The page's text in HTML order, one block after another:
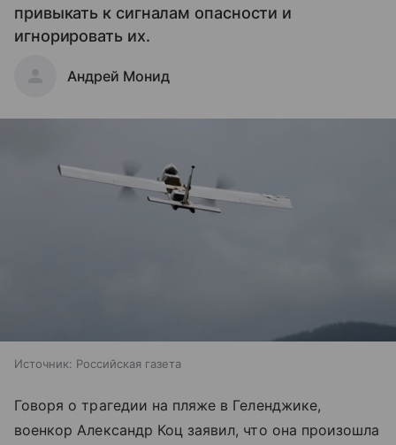
привыкать к сигналам опасности и
игнорировать их.
Андрей Монид
Источник: Российская газета
Говоря о трагедии на пляже в Геленджике,
военкор Александр Коц заявил, что она произошла